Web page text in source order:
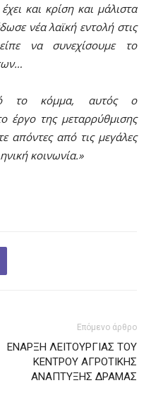
και κρίση και μάλιστα
νέα λαϊκή εντολή στις
να συνεχίσουμε το
το κόμμα, αυτός ο
έργο της μεταρρύθμισης
απόντες από τις μεγάλες
κοινωνία.»
Επόμενο άρθρο
ΕΝΑΡΞΗ ΛΕΙΤΟΥΡΓΙΑΣ ΤΟΥ
ΚΕΝΤΡΟΥ ΑΓΡΟΤΙΚΗΣ
ΑΝΑΠΤΥΞΗΣ ΔΡΑΜΑΣ